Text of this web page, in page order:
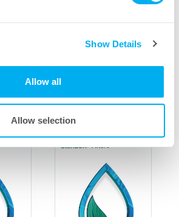
Show Details
Allow all
Allow selection
Grüne Doku Seprapor
Download PDF